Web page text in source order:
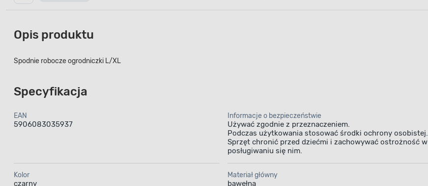
Opis produktu
Spodnie robocze ogrodniczki L/XL
Specyfikacja
EAN
5906083035937
Informacje o bezpieczeństwie
Używać zgodnie z przeznaczeniem.
Podczas użytkowania stosować środki ochrony osobistej.
Sprzęt chronić przed dziećmi i zachowywać ostrożność w
posługiwaniu się nim.
Kolor
czarny
Materiał główny
bawełna